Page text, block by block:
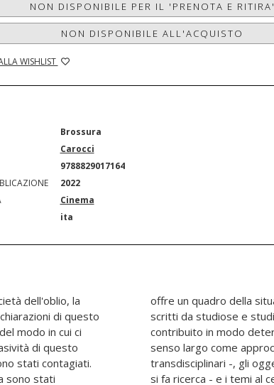
NON DISPONIBILE PER IL 'PRENOTA E RITIRA'
NON DISPONIBILE ALL'ACQUISTO
WISHLIST
Brossura
Carocci
9788829017164
2022
Cinema
ita
dell'oblio, la
di questo
modo in cui ci
di questo
stati contagiati.
sono stati
serie di saggi,
processo hanno
da intendere in
teorici
strumenti con cui
è un